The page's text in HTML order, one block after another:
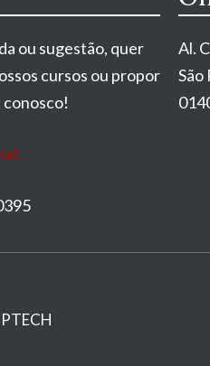
ou sugestão, quer
cursos ou propor
conosco!
Al.
São